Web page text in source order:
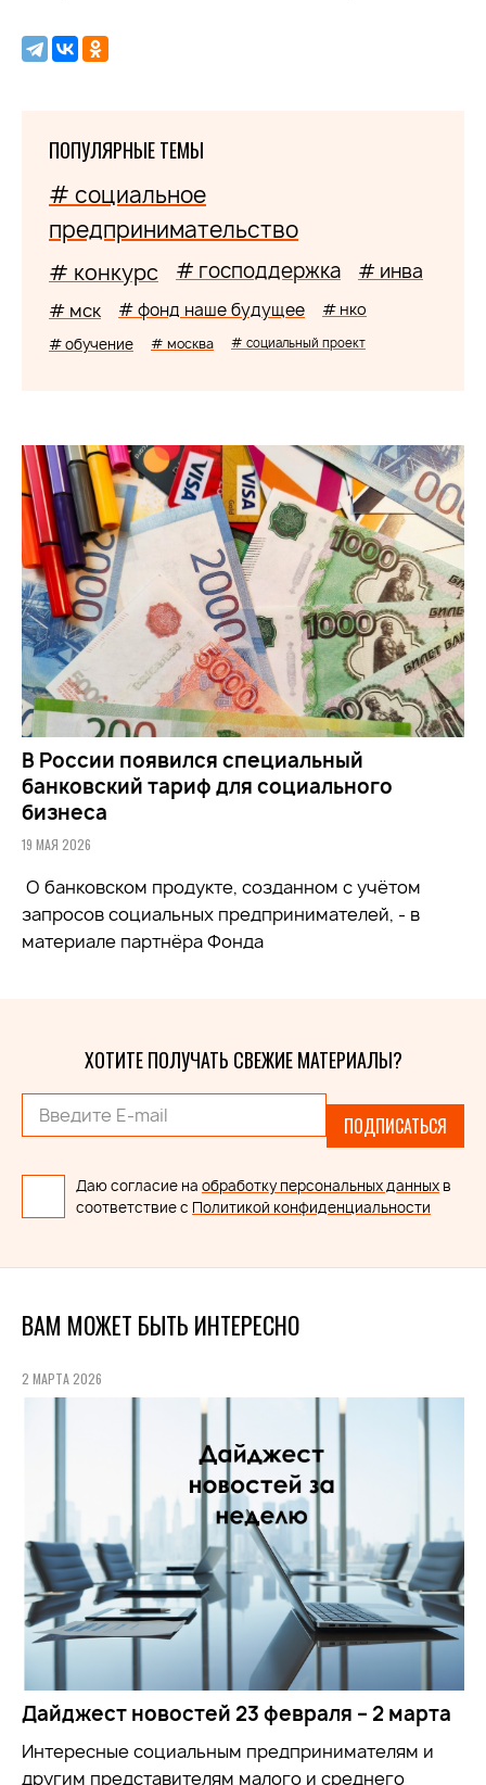
ПОПУЛЯРНЫЕ ТЕМЫ
# социальное
предпринимательство
# конкурс # господдержка # инва
# мск # фонд наше будущее # нко
# обучение # москва # социальный проект
В России появился специальный
банковский тариф для социального
бизнеса
19 МАЯ 2026
О банковском продукте, созданном с учётом
запросов социальных предпринимателей, - в
материале партнёра Фонда
ХОТИТЕ ПОЛУЧАТЬ СВЕЖИЕ МАТЕРИАЛЫ?
ПОДПИСАТЬСЯ
Даю согласие на обработку персональных данных в
соответствие с Политикой конфиденциальности
ВАМ МОЖЕТ БЫТЬ ИНТЕРЕСНО
2 МАРТА 2026
Дайджест новостей 23 февраля – 2 марта
Интересные социальным предпринимателям и
другим представителям малого и среднего